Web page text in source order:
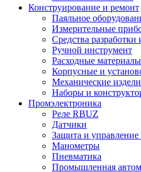
Конструирование и ремонт
Паяльное
Измерительные
Средства разработки
Ручной инструмент
Расходные материалы
Корпусные и
Механические
Наборы и
Промэлектроника
Реле RBUZ
Датчики
Защита и управление
Манометры
Пневматика
Промышленная